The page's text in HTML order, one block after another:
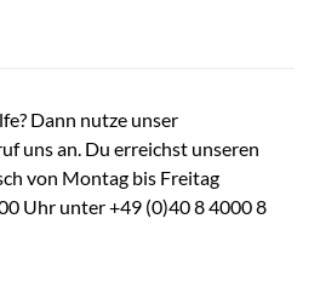
Dann nutze unser
uns an. Du erreichst unseren
von Montag bis Freitag
Uhr unter +49 (0)40 8 4000 8